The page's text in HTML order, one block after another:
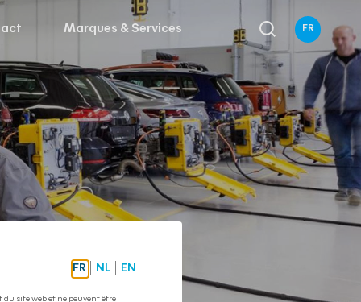
Marques & Services FR